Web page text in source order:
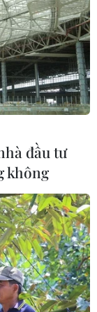
đầu tư
không